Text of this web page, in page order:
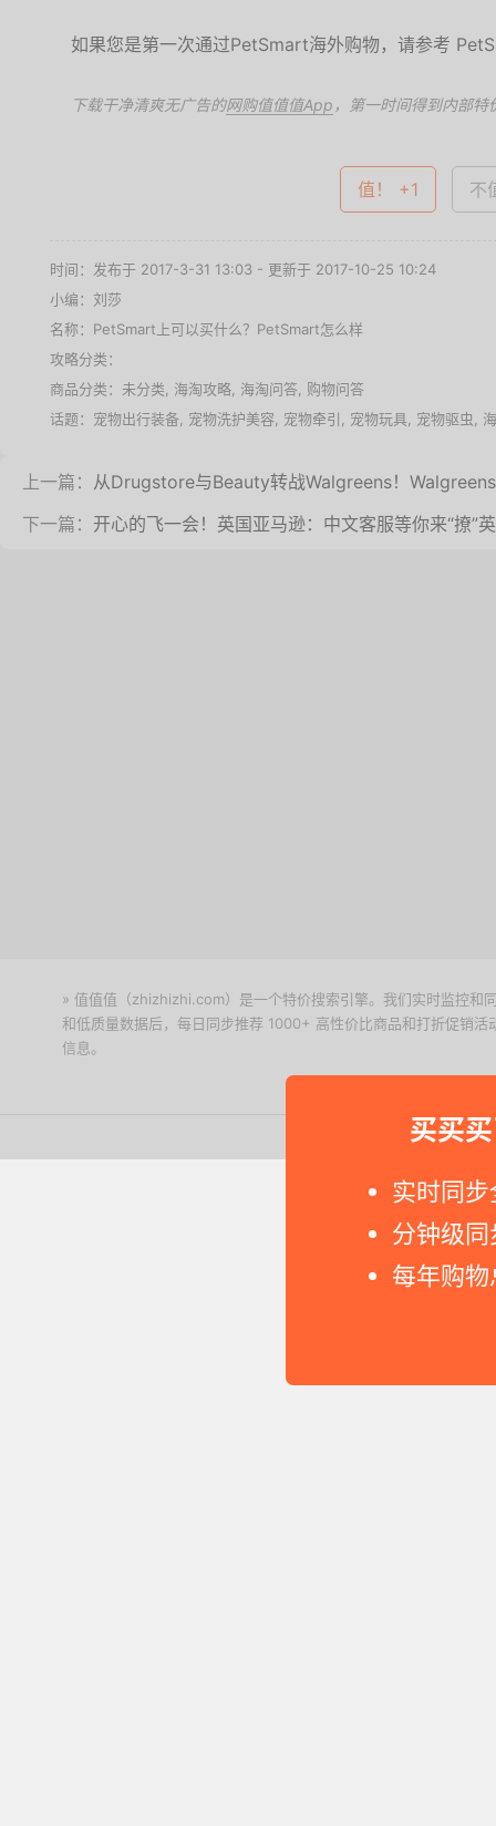
买买
实时同
分钟级
每年购
如果您是第一次通过PetSmart海外购物，请参考
下载干净清爽无广告的网购值值值App ，第一时间得到内部特
值！ +1 不
时间：发布于 2017-3-31 13:03 - 更新于 2017-10-25 10:24
小编：刘莎
名称： PetSmart上可以买什么？PetSmart怎么样
攻略分类：
商品分类：未分类, 海淘攻略 海淘问答 购物问答
话题： 宠物出行装备 宠物洗护美容 宠物牵引 宠物玩具 宠物驱虫
上一篇： 从Drugstore与Beauty转战Walgreens！
下一篇： 开心的飞一会！英国亚马逊：中文客服等你来“撩”
» 值值值（zhizhizhi.com）是一个特价搜索引擎。我们实时监控和
和低质量数据后，每日同步推荐 1000+ 高性价比商品和打折促销
信息。
Copyright © 2011-2026 网购